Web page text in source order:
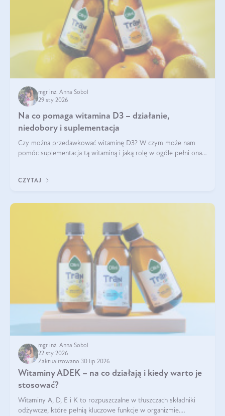
mgr inż. Anna Sobol
29 sty 2026
Na co pomaga witamina D3 – działanie,
niedobory i suplementacja
Czy można przedawkować witaminę D3? W czym może nam
pomóc suplementacja tą witaminą i jaką rolę w ogóle pełni ona
robić?
CZYTAJ
mgr inż. Anna Sobol
22 sty 2026
Zaktualizowano 30 lip 2026
Witaminy ADEK – na co działają i kiedy warto je
stosować?
Witaminy A, D, E i K to rozpuszczalne w tłuszczach składniki
odżywcze, które pełnią kluczowe funkcje w organizmie.